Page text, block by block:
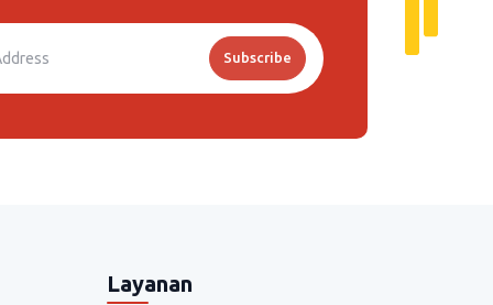
Subscribe
Layanan